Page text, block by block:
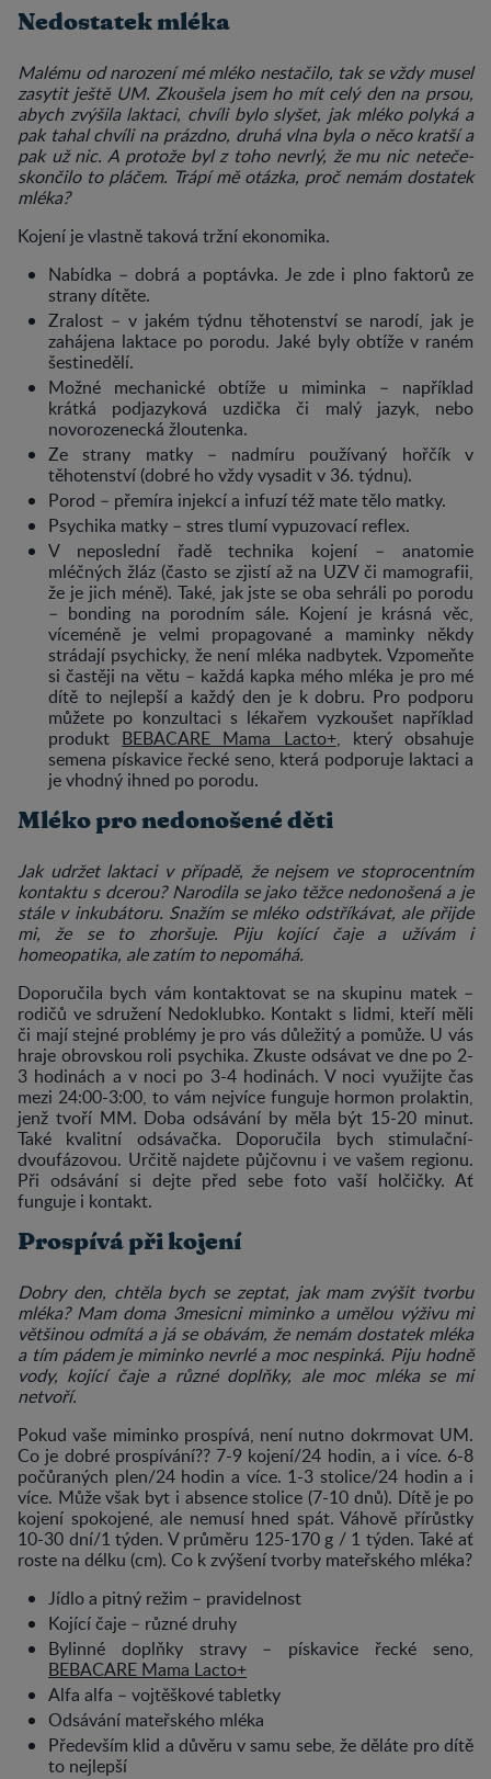
Nedostatek mléka
Malému od narození mé mléko nestačilo, tak se vždy musel
zasytit ještě UM. Zkoušela jsem ho mít celý den na prsou,
abych zvýšila laktaci, chvíli bylo slyšet, jak mléko polyká a
pak tahal chvíli na prázdno, druhá vlna byla o něco kratší a
pak už nic. A protože byl z toho nevrlý, že mu nic neteče-
skončilo to pláčem. Trápí mě otázka, proč nemám dostatek
mléka?
Kojení je vlastně taková tržní ekonomika.
Nabídka – dobrá a poptávka. Je zde i plno faktorů ze
strany dítěte.
Zralost – v jakém týdnu těhotenství se narodí, jak je
zahájena laktace po porodu. Jaké byly obtíže v raném
šestinedělí.
Možné mechanické obtíže u miminka – například
krátká podjazyková uzdička či malý jazyk, nebo
novorozenecká žloutenka.
Ze strany matky – nadmíru používaný hořčík v
těhotenství (dobré ho vždy vysadit v 36. týdnu).
Porod – přemíra injekcí a infuzí též mate tělo matky.
Psychika matky – stres tlumí vypuzovací reflex.
V neposlední řadě technika kojení – anatomie
mléčných žláz (často se zjistí až na UZV či mamografii,
že je jich méně). Také, jak jste se oba sehráli po porodu
– bonding na porodním sále. Kojení je krásná věc,
víceméně je velmi propagované a maminky někdy
strádají psychicky, že není mléka nadbytek. Vzpomeňte
si častěji na větu – každá kapka mého mléka je pro mé
dítě to nejlepší a každý den je k dobru. Pro podporu
můžete po konzultaci s lékařem vyzkoušet například
produkt BEBACARE Mama Lacto+, který obsahuje
semena pískavice řecké seno, která podporuje laktaci a
je vhodný ihned po porodu.
Mléko pro nedonošené děti
Jak udržet laktaci v případě, že nejsem ve stoprocentním
kontaktu s dcerou? Narodila se jako těžce nedonošená a je
stále v inkubátoru. Snažím se mléko odstříkávat, ale přijde
mi, že se to zhoršuje. Piju kojící čaje a užívám i
homeopatika, ale zatím to nepomáhá.
Doporučila bych vám kontaktovat se na skupinu matek –
rodičů ve sdružení Nedoklubko. Kontakt s lidmi, kteří měli
či mají stejné problémy je pro vás důležitý a pomůže. U vás
hraje obrovskou roli psychika. Zkuste odsávat ve dne po 2-
3 hodinách a v noci po 3-4 hodinách. V noci využijte čas
mezi 24:00-3:00, to vám nejvíce funguje hormon prolaktin,
jenž tvoří MM. Doba odsávání by měla být 15-20 minut.
Také kvalitní odsávačka. Doporučila bych stimulační-
dvoufázovou. Určitě najdete půjčovnu i ve vašem regionu.
Při odsávání si dejte před sebe foto vaší holčičky. Ať
funguje i kontakt.
Prospívá při kojení
Dobry den, chtěla bych se zeptat, jak mam zvýšit tvorbu
mléka? Mam doma 3mesicni miminko a umělou výživu mi
většinou odmítá a já se obávám, že nemám dostatek mléka
a tím pádem je miminko nevrlé a moc nespinká. Piju hodně
vody, kojící čaje a různé doplňky, ale moc mléka se mi
netvoří.
Pokud vaše miminko prospívá, není nutno dokrmovat UM.
Co je dobré prospívání?? 7-9 kojení/24 hodin, a i více. 6-8
počůraných plen/24 hodin a více. 1-3 stolice/24 hodin a i
více. Může však byt i absence stolice (7-10 dnů). Dítě je po
kojení spokojené, ale nemusí hned spát. Váhově přírůstky
10-30 dní/1 týden. V průměru 125-170 g / 1 týden. Také ať
roste na délku (cm). Co k zvýšení tvorby mateřského mléka?
Jídlo a pitný režim – pravidelnost
Kojící čaje – různé druhy
Bylinné doplňky stravy – pískavice řecké seno,
BEBACARE Mama Lacto+
Alfa alfa – vojtěškové tabletky
Odsávání mateřského mléka
Především klid a důvěru v samu sebe, že děláte pro dítě
to nejlepší